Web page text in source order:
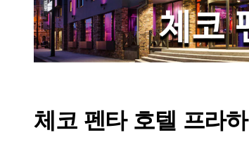
체코 펜타 호텔 프라하